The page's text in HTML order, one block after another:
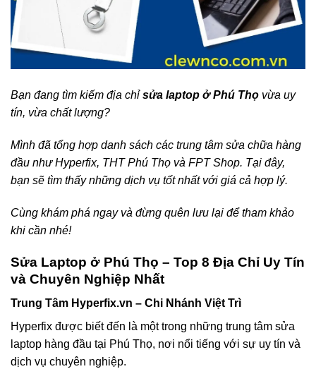
Bạn đang tìm kiếm địa chỉsửa laptop ở Phú Thọ vừa uy
tín, vừa chất lượng?
Mình đã tổng hợp danh sách các trung tâm sửa chữa hàng
đầu như Hyperfix, THT Phú Thọ và FPT Shop. Tại đây,
bạn sẽ tìm thấy những dịch vụ tốt nhất với giá cả hợp lý.
Cùng khám phá ngay và đừng quên lưu lại để tham khảo
khi cần nhé!
Sửa Laptop ở Phú Thọ – Top 8 Địa Chỉ Uy Tín
và Chuyên Nghiệp Nhất
Trung Tâm Hyperfix.vn – Chi Nhánh Việt Trì
Hyperfix được biết đến là một trong những trung tâm sửa
laptop hàng đầu tại Phú Thọ, nơi nổi tiếng với sự uy tín và
dịch vụ chuyên nghiệp.